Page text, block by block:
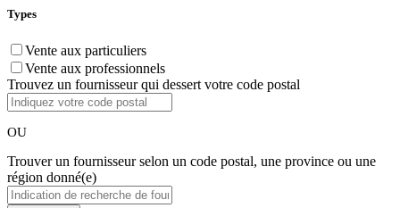
Types
Vente aux particuliers
Vente aux professionnels
Trouvez un fournisseur qui dessert votre code postal
OU
Trouver un fournisseur selon un code postal, une province ou une
région donné(e)